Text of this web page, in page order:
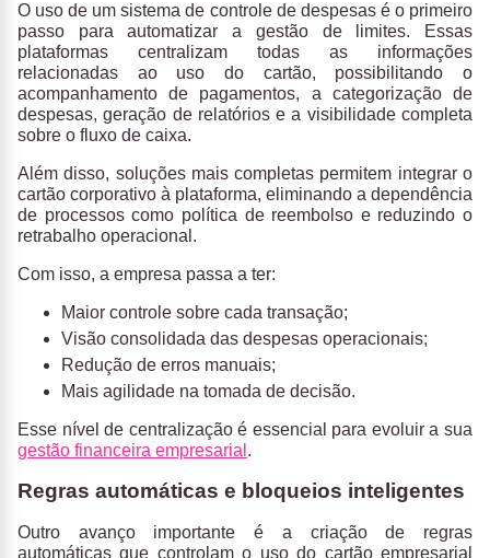
O uso de um sistema de controle de despesas é o primeiro
passo para automatizar a gestão de limites. Essas
plataformas centralizam todas as informações
relacionadas ao uso do cartão, possibilitando o
acompanhamento de pagamentos, a categorização de
despesas, geração de relatórios e a visibilidade completa
sobre o fluxo de caixa.
Além disso, soluções mais completas permitem integrar o
cartão corporativo à plataforma, eliminando a dependência
de processos como política de reembolso e reduzindo o
retrabalho operacional.
Com isso, a empresa passa a ter:
Maior controle sobre cada transação;
Visão consolidada das despesas operacionais;
Redução de erros manuais;
Mais agilidade na tomada de decisão.
Esse nível de centralização é essencial para evoluir a sua
gestão financeira empresarial .
Regras automáticas e bloqueios inteligentes
Outro avanço importante é a criação de regras
automáticas que controlam o uso do cartão empresarial